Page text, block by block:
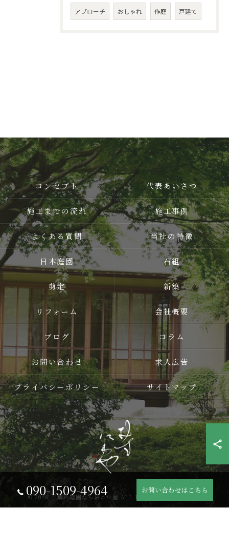
アプローチ おしゃれ 作庭 戸建て
090-1509-4964 お問い合わせはこちら
コンセプト 代表あいさつ
施工までの流れ 施工事例
よくある質問 当社の特徴
日本庭園 石組
剪定 新築
リフォーム 会社概要
ブログ コラム
お問い合わせ 求人広告
プライバシーポリシー サイトマップ
© 2026 千葉の造園なら結ニワ屋 ALL RIGHTS RESERVED.